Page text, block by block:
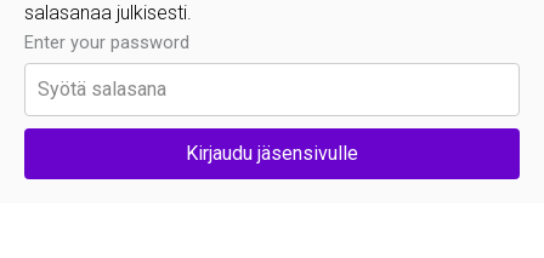
salasanaa julkisesti.
Enter your password
Kirjaudu jäsensivulle